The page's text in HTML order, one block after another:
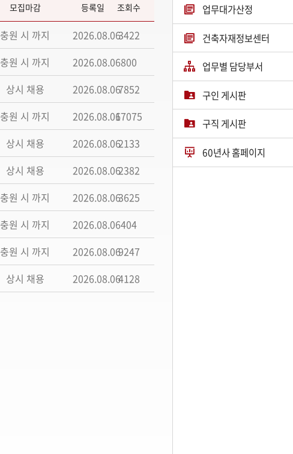
업무대가산정
건축자재정보센터
업무별 담당부서
구인 게시판
구직 게시판
60년사 홈페이지
모집마감 등록일 조회수
충원 시 까지 2026.08.063422
충원 시 까지 2026.08.06800
상시 채용 2026.08.067852
충원 시 까지 2026.08.0617075
상시 채용 2026.08.062133
상시 채용 2026.08.062382
충원 시 까지 2026.08.063625
충원 시 까지 2026.08.06404
충원 시 까지 2026.08.069247
상시 채용 2026.08.064128